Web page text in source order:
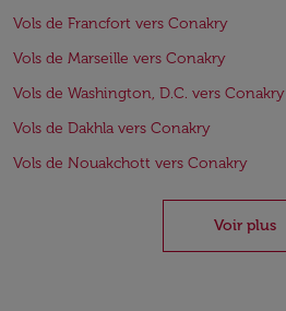
Vols de Francfort vers Conakry
Vols de Marseille vers Conakry
Vols de Washington, D.C. vers Conakry
Vols de Dakhla vers Conakry
Vols de Nouakchott vers Conakry
Voir plus